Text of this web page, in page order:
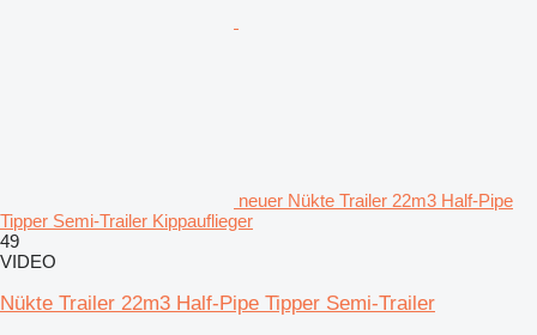
neuer Nükte Trailer 22m3 Half-Pipe
Tipper Semi-Trailer Kippauflieger
49
VIDEO
Nükte Trailer 22m3 Half-Pipe Tipper Semi-Trailer